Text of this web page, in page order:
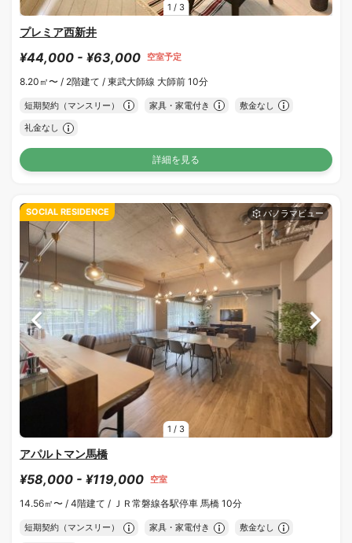
1 / 3
プレミア西新井
¥44,000 - ¥63,000 空室予定
8.20㎡〜 / 2階建て / 東武大師線 大師前 10分
短期契約（マンスリー） 家具・家電付き 敷金なし
礼金なし
詳細を見る
1 / 3
SOCIAL RESIDENCE
アパルトマン馬橋
¥58,000 - ¥119,000 空室
14.56㎡〜 / 4階建て / ＪＲ常磐線各駅停車 馬橋 10分
短期契約（マンスリー） 家具・家電付き 敷金なし